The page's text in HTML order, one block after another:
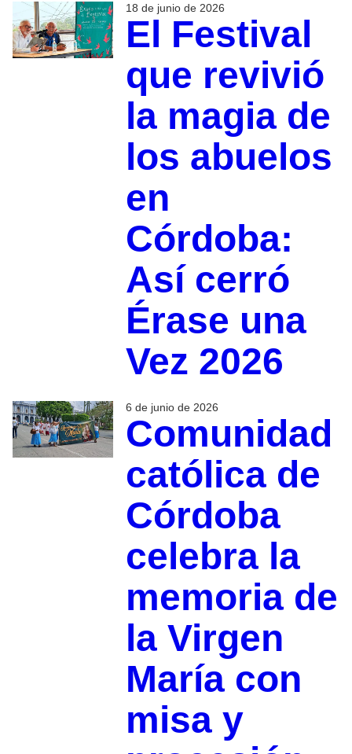
18 de junio de 2026
El Festival
que revivió
la magia de
los abuelos
en
Córdoba:
Así cerró
Érase una
Vez 2026
6 de junio de 2026
Comunidad
católica de
Córdoba
celebra la
memoria de
la Virgen
María con
misa y